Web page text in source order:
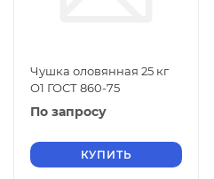
Чушка оловянная 25 кг
О1 ГОСТ 860-75
По запросу
КУПИТЬ